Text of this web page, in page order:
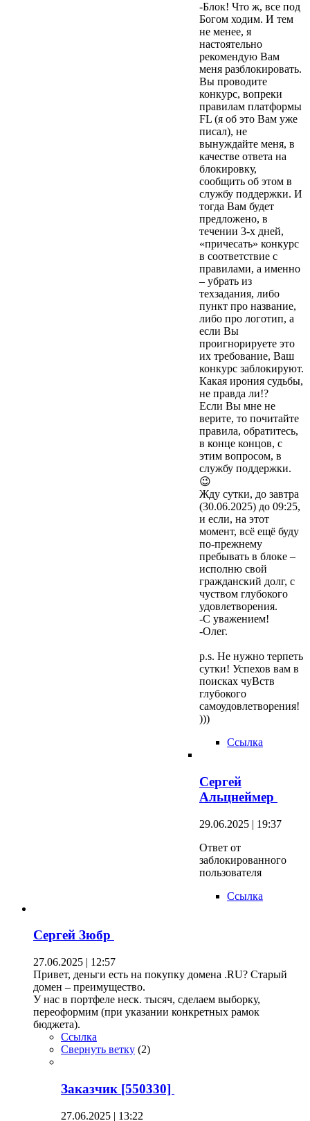
-Блок! Что ж, все под
Богом ходим. И тем
не менее, я
настоятельно
рекомендую Вам
меня разблокировать.
Вы проводите
конкурс, вопреки
правилам платформы
FL (я об это Вам уже
писал), не
вынуждайте меня, в
качестве ответа на
блокировку,
сообщить об этом в
службу поддержки. И
тогда Вам будет
предложено, в
течении 3-х дней,
«причесать» конкурс
в соответствие с
правилами, а именно
– убрать из
техзадания, либо
пункт про название,
либо про логотип, а
если Вы
проигнорируете это
их требование, Ваш
конкурс заблокируют.
Какая ирония судьбы,
не правда ли!?
Если Вы мне не
верите, то почитайте
правила, обратитесь,
в конце концов, с
этим вопросом, в
службу поддержки.
😉
Жду сутки, до завтра
(30.06.2025) до 09:25,
и если, на этот
момент, всё ещё буду
по-прежнему
пребывать в блоке –
исполню свой
гражданский долг, с
чуством глубокого
удовлетворения.
-С уважением!
-Олег.
p.s. Не нужно терпеть
сутки! Успехов вам в
поисках чуВств
глубокого
самоудовлетворения!
)))
Ссылка
Сергей
Альцнеймер
29.06.2025 | 19:37
Ответ от
заблокированного
пользователя
Ссылка
Сергей Зюбр
27.06.2025 | 12:57
Привет, деньги есть на покупку домена .RU? Старый
домен – преимущество.
У нас в портфеле неск. тысяч, сделаем выборку,
переоформим (при указании конкретных рамок
бюджета).
Ссылка
Свернуть ветку (2)
Заказчик [550330]
27.06.2025 | 13:22